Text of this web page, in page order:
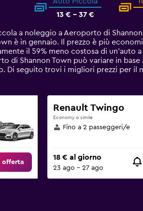
13 € - 37 €
a noleggio a Aeroporto di
è in gennaio. Il prezzo è più
il 59% meno costosa di un'auto
di Shannon Town può variare in
Di seguito trovi i migliori prezzi per
offerta
Renault Twingo
Economy o simile
Fino a 2 passeggeri/e
18 € al giorno
23 ago - 27 ago